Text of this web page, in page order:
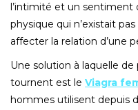
l’intimité et un sentiment
physique qui n’existait
affecter la relation d’une
Une solution à laquelle
tournent est le Viagra
hommes utilisent depuis